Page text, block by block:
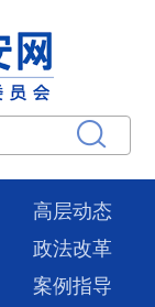
高层动态
政法改革
案例指导